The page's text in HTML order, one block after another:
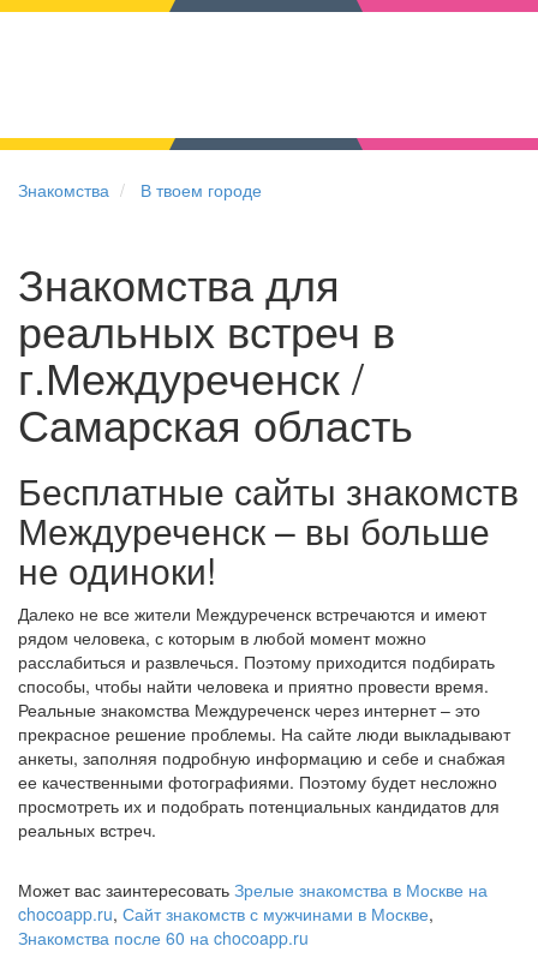
Знакомства В твоем городе
Знакомства для
реальных встреч в
г.Междуреченск /
Самарская область
Бесплатные сайты знакомств
Междуреченск – вы больше
не одиноки!
Далеко не все жители Междуреченск встречаются и имеют
рядом человека, с которым в любой момент можно
расслабиться и развлечься. Поэтому приходится подбирать
способы, чтобы найти человека и приятно провести время.
Реальные знакомства Междуреченск через интернет – это
прекрасное решение проблемы. На сайте люди выкладывают
анкеты, заполняя подробную информацию и себе и снабжая
ее качественными фотографиями. Поэтому будет несложно
просмотреть их и подобрать потенциальных кандидатов для
реальных встреч.
Может вас заинтересовать Зрелые знакомства в Москве на
chocoapp.ru, Сайт знакомств с мужчинами в Москве,
Знакомства после 60 на chocoapp.ru